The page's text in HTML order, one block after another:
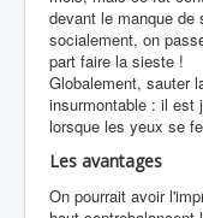
devant le manque de
socialement, on
part faire la sieste !
Globalement, sauter
insurmontable : il est
lorsque les yeux se
Les avantages
On pourrait avoir